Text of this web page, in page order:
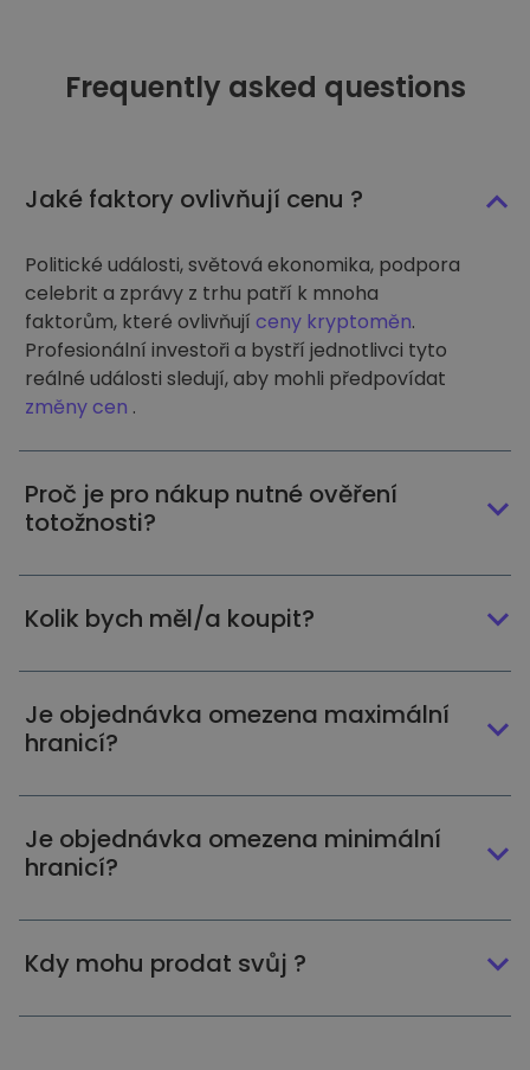
Frequently asked questions
Jaké faktory ovlivňují cenu ?
Politické události, světová ekonomika, podpora
celebrit a zprávy z trhu patří k mnoha
faktorům, které ovlivňují ceny kryptoměn.
Profesionální investoři a bystří jednotlivci tyto
reálné události sledují, aby mohli předpovídat
změny cen .
Proč je pro nákup nutné ověření
totožnosti?
Kolik bych měl/a koupit?
Je objednávka omezena maximální
hranicí?
Je objednávka omezena minimální
hranicí?
Kdy mohu prodat svůj ?